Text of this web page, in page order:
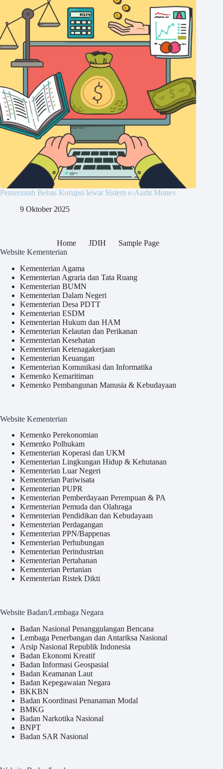
Pemerintah Bebas Korupsi lewat Sistem e-Audit Monev
9 Oktober 2025
Home JDIH
Sample Page
Website Kementerian
Kementerian Agama
Kementerian Agraria dan Tata Ruang
Kementerian BUMN
Kementerian Dalam Negeri
Kementerian Desa PDTT
Kementerian ESDM
Kementerian Hukum dan HAM
Kementerian Kelautan dan Perikanan
Kementerian Kesehatan
Kementerian Ketenagakerjaan
Kementerian Keuangan
Kementerian Komunikasi dan Informatika
Kemenko Kemaritiman
Kemenko Pembangunan Manusia & Kebudayaan
Website Kementerian
Kemenko Perekonomian
Kemenko Polhukam
Kementerian Koperasi dan UKM
Kementerian Lingkungan Hidup & Kehutanan
Kementerian Luar Negeri
Kementerian Pariwisata
Kementerian PUPR
Kementerian Pemberdayaan Perempuan & PA
Kementerian Pemuda dan Olahraga
Kementerian Pendidikan dan Kebudayaan
Kementerian Perdagangan
Kementerian PPN/Bappenas
Kementerian Perhubungan
Kementerian Perindustrian
Kementerian Pertahanan
Kementerian Pertanian
Kementerian Ristek Dikti
Website Badan/Lembaga Negara
Badan Nasional Penanggulangan Bencana
Lembaga Penerbangan dan Antariksa Nasional
Arsip Nasional Republik Indonesia
Badan Ekonomi Kreatif
Badan Informasi Geospasial
Badan Keamanan Laut
Badan Kepegawaian Negara
BKKBN
Badan Koordinasi Penanaman Modal
BMKG
Badan Narkotika Nasional
BNPT
Badan SAR Nasional